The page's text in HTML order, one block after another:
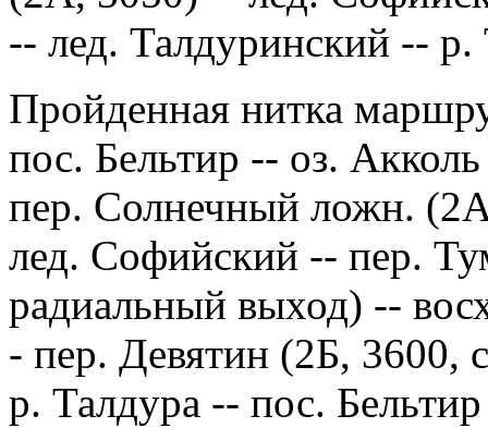
-- лед. Талдуринский --
Пройденная нитка
пос. Бельтир -- оз.
пер. Солнечный ложн.
лед. Софийский -- пер.
радиальный выход) --
- пер. Девятин (2Б, 3600,
р. Талдура -- пос. Бельтир